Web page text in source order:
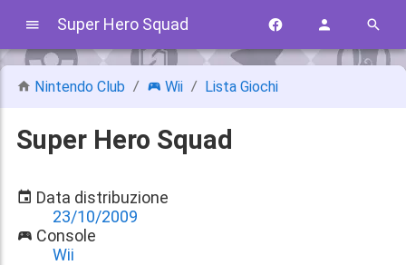
Super Hero Squad
Nintendo Club Wii Lista Giochi
Super Hero Squad
Data distribuzione
23/10/2009
Console
Wii